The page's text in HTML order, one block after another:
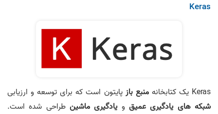
Keras
Keras یک کتابخانه منبع باز پایتون است که برای توسعه و ارزیابی
شبکه های یادگیری عمیقو یادگیری ماشین طراحی شده است.